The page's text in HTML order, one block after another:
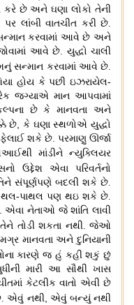
છે અને ઘણા લોકો તેની
લાંબી વાતચીત કરી છે.
સન્માન કરવામાં આવે છે અને
આવે છે. યુદ્ધો ચાલી
સન્માન કરવામાં આવે છે.
હોય કે પછી ઇઝરાયેલ-
જગ્યાએ માન આપવામાં
છે કે માનવતા અને
છે,કે ઘણા સ્થળોએ યુદ્ધો
ફેલાઈ શકે છે. પરમાણુ ઊર્જા
માંડીને ન્યુક્લિયર
ઉદ્દેશ એવા પરિવર્તનો
સંપૂર્ણપણે બદલી શકે છે.
પાથલ પણ થઇ શકે છે.
.એવા નેતાઓ જે શાંતિ લાવી
તેને તોડી શકતા નથી. જેઓ
માનવતા અને દુનિયાની
કારણે જ હું કહી શકું છું
મારી આ સૌથી ખાસ
કેટલીક વાતો એવી છે
. એવું નથી, એવું બન્યું નથી